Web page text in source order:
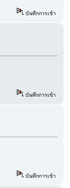
บันทึกการเข้า
บันทึกการเข้า
บันทึกการเข้า